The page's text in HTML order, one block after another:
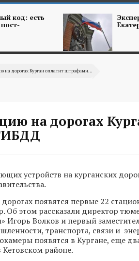
код: есть
на дорогах Курган оплатит штрафами...
на дорогах
устройств на курганских
появятся первые 22
Об этом рассказали директор
Игорь Волков и первый
транспорта, связи и
появятся в Кургане, еще
Кетовском районе.